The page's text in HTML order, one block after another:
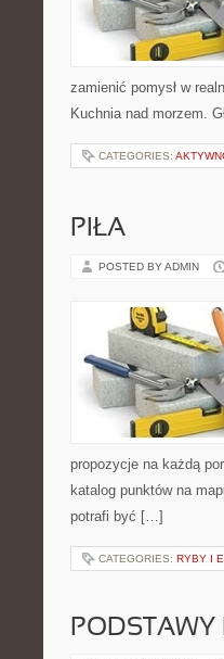
zamienić pomysł w
Kuchnia nad morzem.
CATEGORIES:
PIŁA
POSTED BY ADMIN
propozycje na każdą
katalog punktów na
potrafi być […]
CATEGORIES: RYBY I
PODSTAWY